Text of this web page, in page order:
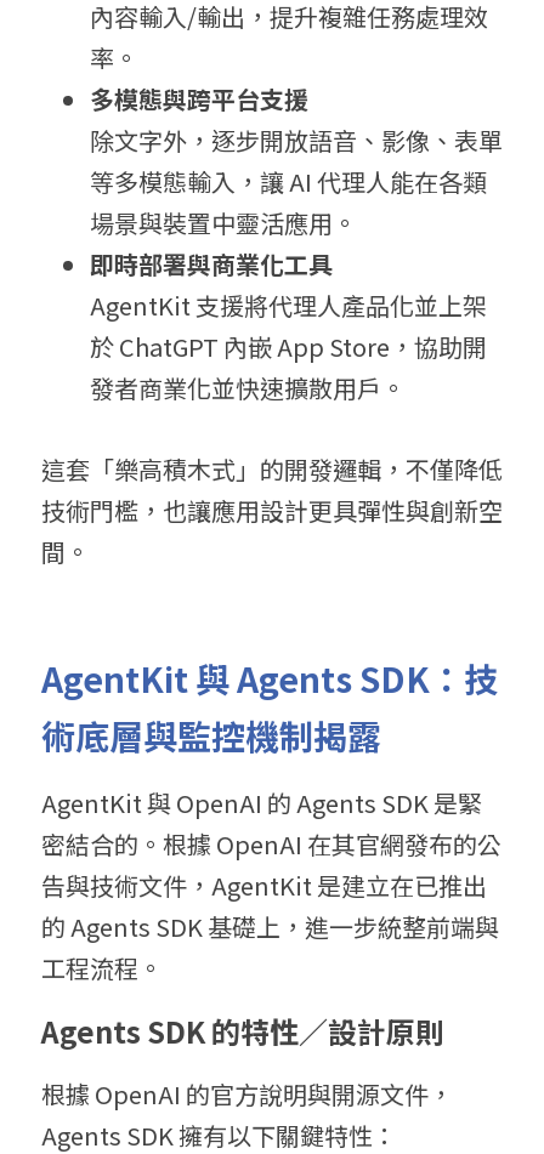
內容輸入/輸出，提升複雜任務處理效
率。
多模態與跨平台支援
除文字外，逐步開放語音、影像、表單
等多模態輸入，讓 AI 代理人能在各類
場景與裝置中靈活應用。
即時部署與商業化工具
AgentKit 支援將代理人產品化並上架
於 ChatGPT 內嵌 App Store，協助開
發者商業化並快速擴散用戶。
這套「樂高積木式」的開發邏輯，不僅降低
技術門檻，也讓應用設計更具彈性與創新空
間。
AgentKit 與 Agents SDK ：技
術底層與監控機制揭露
AgentKit 與 OpenAI 的 Agents SDK 是緊
密結合的。根據 OpenAI 在其官網發布的公
告與技術文件，AgentKit 是建立在已推出
的 Agents SDK 基礎上，進一步統整前端與
工程流程。
Agents SDK 的特性／設計原則
根據 OpenAI 的官方說明與開源文件，
Agents SDK 擁有以下關鍵特性：